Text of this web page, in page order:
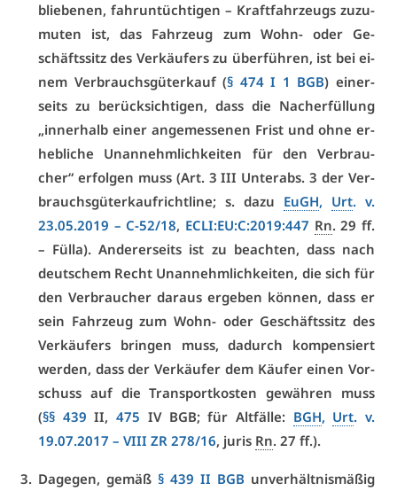
blie­be­nen, fahr­un­tüch­ti­gen – Kraft­fahr­zeugs zu­zu­
mu­ten ist, das Fahr­zeug zum Wohn- oder Ge­
schäfts­sitz des Ver­käu­fers zu über­füh­ren, ist bei ei­
nem Ver­brauchs­gü­ter­kauf (§ 474 I 1 BGB) ei­ner­
seits zu be­rück­sich­ti­gen, dass die Nach­er­fül­lung
„in­ner­halb ei­ner an­ge­mes­se­nen Frist und oh­ne er­
heb­li­che Un­an­nehm­lich­kei­ten für den Ver­brau­
cher“ er­fol­gen muss (Art. 3 III Un­terabs. 3 der Ver­
brauchs­gü­terkauf­richt­li­ne; s. da­zu EuGH, Urt. v.
23.05.2019 –C-52/18, ECLI:EU:C:2019:447 Rn. 29 ff.
– Fül­la). An­de­rer­seits ist zu be­ach­ten, dass nach
deut­schem Recht Un­an­nehm­lich­kei­ten, die sich für
den Ver­brau­cher dar­aus er­ge­ben kön­nen, dass er
sein Fahr­zeug zum Wohn- oder Ge­schäfts­sitz des
Ver­käu­fers brin­gen muss, da­durch kom­pen­siert
wer­den, dass der Ver­käu­fer dem Käu­fer ei­nen Vor­
schuss auf die Trans­port­kos­ten ge­wäh­ren muss
(§§ 439 II,475 IV BGB; für Alt­fäl­le: BGH, Urt. v.
19.07.2017 – VI­II ZR 278/16, ju­ris Rn. 27 ff.).
Da­ge­gen, ge­mäß § 439 II BGB un­ver­hält­nis­mä­ßig